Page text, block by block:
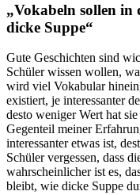
„Vokabeln sollen in
dicke Suppe“
Gute Geschichten sind
Schüler wissen wollen,
wird viel Vokabular
existiert, je interessanter
desto weniger Wert hat
Gegenteil meiner
interessanter etwas ist,
Schüler vergessen, dass
wahrscheinlicher ist es,
bleibt, wie dicke Suppe